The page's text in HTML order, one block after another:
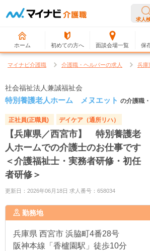
求人
ホーム 初めての方へ 面談会場一覧 保
マイナビ介護職 介護職・ヘルパーの求人 兵庫
社会福祉法人兼誠福祉会
特別養護老人ホーム メヌエット の介護職
正社員(正職員) デイケア（通所リハ）
【兵庫県／西宮市】 特別養護老
人ホームでの介護士のお仕事です
＜介護福祉士・実務者研修・初任
者研修＞
更新日：2026年06月18日 求人番号：658034
勤務地
兵庫県 西宮市 浜脇町4番28号
阪神本線「香櫨園駅」徒歩10分